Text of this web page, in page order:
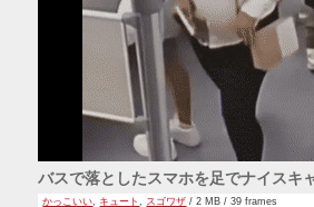
バスで落としたスマホを足でナイスキ
かっこいい キュート スゴワザ / 2 MB / 39 frames